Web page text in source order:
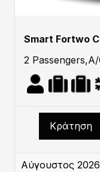
Smart Fortwo
2
Κράτηση
Αύγουστος 2026